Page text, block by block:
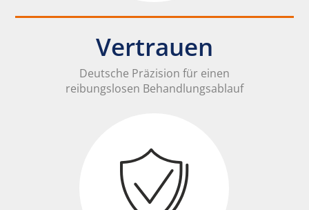
Vertrauen
Deutsche Präzision für einen
reibungslosen Behandlungsablauf